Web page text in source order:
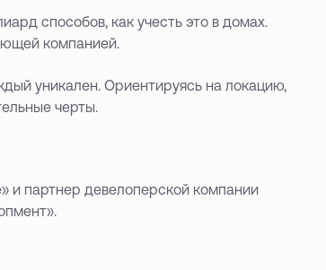
способов, как учесть это в домах.
компанией.
уникален. Ориентируясь на локацию,
черты.
и партнер девелоперской компании